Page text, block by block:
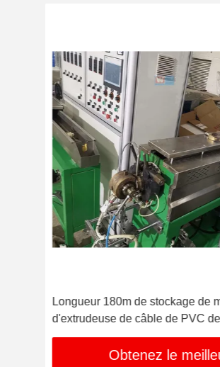
Longueur 180m de stockage de
d'extrudeuse de câble de PVC
VCT
Obtenez le